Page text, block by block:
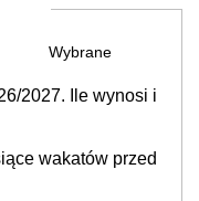
Wybrane
2027. Ile wynosi i
wakatów przed